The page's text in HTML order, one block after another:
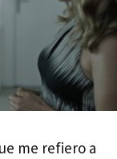
me refiero a